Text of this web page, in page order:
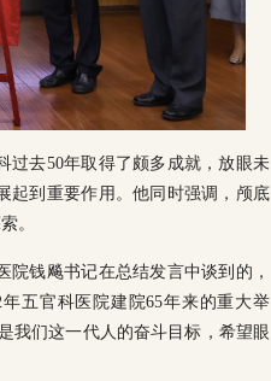
过去50年取得了颇多成就，放眼未
起到重要作用。他同时强调，颅底
。
钱飚书记在总结发言中谈到的，
五官科医院建院65年来的重大举
我们这一代人的奋斗目标，希望眼